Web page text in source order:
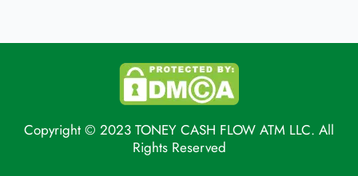
Copyright © 2023 TONEY CASH FLOW ATM LLC. All
Rights Reserved